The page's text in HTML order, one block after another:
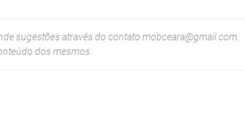
sugestões através do contato mobceara@gmail.com.
dos mesmos.